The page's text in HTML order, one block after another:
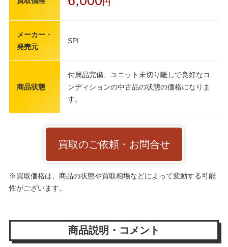
円
メーカー・
発売元
SPI
商品状態
付属品完備、ユニット未切り離しで良好なコ
ンディションの中古品の状態の価格になりま
す。
買取のご依頼・お問合せ
※買取価格は、商品の状態や買取相場などによって変動する可能
性がございます。
商品説明・コメント